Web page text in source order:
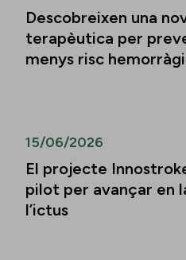
Descobreixen una
terapèutica per
menys risc
15/06/2026
El projecte
pilot per avançar en
l’ictus